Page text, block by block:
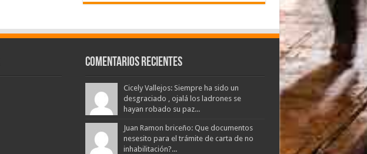
Comentarios Recientes
Cicely Vallejos: Siempre ha sido un
desgraciado , ojalá los ladrones se
hayan robado su paz...
Juan Ramon briceño: Que documentos
nesesito para el trámite de carta de no
inhabilitación?...